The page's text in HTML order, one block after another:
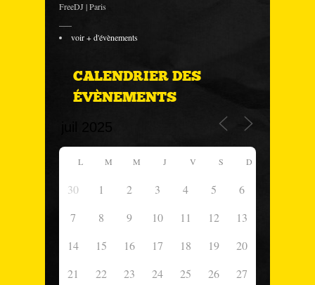
FreeDJ | Paris
voir + d'évènements
CALENDRIER DES
ÉVÈNEMENTS
L M M J V S D
30 1 2 3 4 5
6
7
8 9 10 11 12
13
14
15 16 17 18 19
20
21
22 23 24 25 26
27